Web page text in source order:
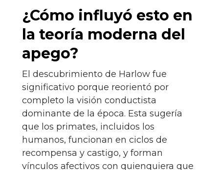
¿Cómo influyó esto en
la teoría moderna del
apego?
El descubrimiento de Harlow fue
significativo porque reorientó por
completo la visión conductista
dominante de la época. Esta sugería
que los primates, incluidos los
humanos, funcionan en ciclos de
recompensa y castigo, y forman
vínculos afectivos con quienquiera que